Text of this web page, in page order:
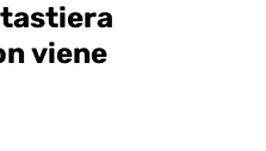
viene